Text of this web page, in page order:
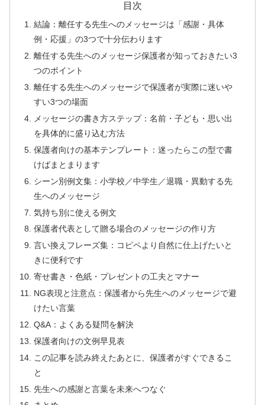
目次
結論：離任する先生へのメッセージは「感謝・具体
例・応援」の3つで十分伝わります
離任する先生へのメッセージ保護者が知っておきたい3
つのポイント
離任する先生へのメッセージで保護者が実際に迷いや
すい3つの場面
メッセージの書き方ステップ：名前・子ども・思い出
を具体的に盛り込む方法
保護者向けの基本テンプレート：迷ったらこの型で書
けばまとまります
シーン別例文集：小学校／中学生／退職・異動する先
生へのメッセージ
気持ち別に使える例文
保護者代表として贈る場合のメッセージの作り方
言い換えフレーズ集：コピペより自然に仕上げたいと
きに便利です
寄せ書き・色紙・プレゼントの工夫とマナー
NG表現と注意点：保護者から先生へのメッセージで避
けたい言葉
Q&A：よくある疑問を解決
保護者向けの文例早見表
この記事を読み終えたあとに、保護者がすぐできるこ
と
先生への感謝と言葉を未来へつなぐ